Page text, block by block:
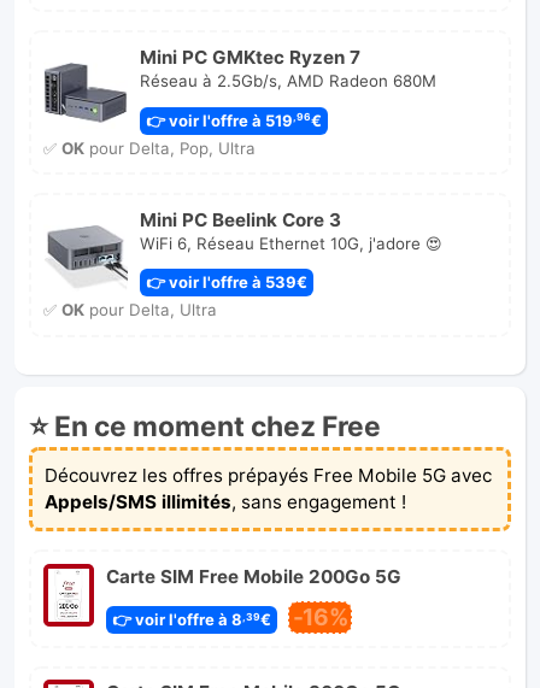
Mini PC GMKtec Ryzen 7
Réseau à 2.5Gb/s, AMD Radeon 680M
👉 voir l'offre à 519,96€
✅ OKpour Delta, Pop, Ultra
Mini PC Beelink Core 3
WiFi 6, Réseau Ethernet 10G, j'adore 😍
👉 voir l'offre à 539€
✅ OKpour Delta, Ultra
⭐ En ce moment chez Free
Découvrez les offres prépayés Free Mobile 5G avec
Appels/SMS illimités, sans engagement !
Carte SIM Free Mobile 200Go 5G
👉 voir l'offre à 8,39€ -16%